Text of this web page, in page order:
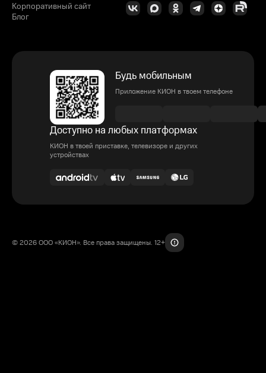
Корпоративный сайт
Блог
Будь мобильным
Приложение КИОН в твоем телефоне
Доступно на любых платформах
КИОН в твоей приставке, телевизоре и других
устройствах
© 2026 ООО «КИОН». Все права защищены. 12+